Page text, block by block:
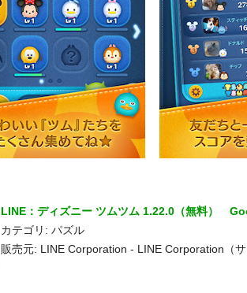
LINE：ディズニー ツムツム 1.22.0（無料）
カテゴリ: パズル
販売元: LINE Corporation - LINE Corporation（サ